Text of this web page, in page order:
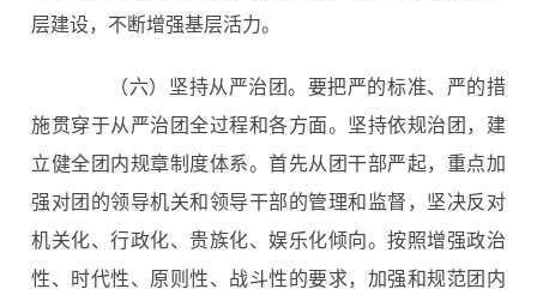
层建设，不断增强基层活力。
（六）坚持从严治团。要把严的标准、严的措
施贯穿于从严治团全过程和各方面。坚持依规治团，建
立健全团内规章制度体系。首先从团干部严起，重点加
强对团的领导机关和领导干部的管理和监督，坚决反对
机关化、行政化、贵族化、娱乐化倾向。按照增强政治
性、时代性、原则性、战斗性的要求，加强和规范团内